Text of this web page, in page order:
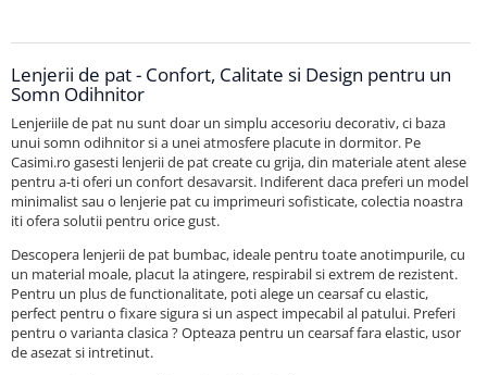
Lenjerii de pat - Confort, Calitate si Design pentru un
Somn Odihnitor
Lenjeriile de pat nu sunt doar un simplu accesoriu decorativ, ci baza
unui somn odihnitor si a unei atmosfere placute in dormitor. Pe
Casimi.ro gasesti lenjerii de pat create cu grija, din materiale atent alese
pentru a-ti oferi un confort desavarsit. Indiferent daca preferi un model
minimalist sau o lenjerie pat cu imprimeuri sofisticate, colectia noastra
iti ofera solutii pentru orice gust.
Descopera lenjerii de pat bumbac, ideale pentru toate anotimpurile, cu
un material moale, placut la atingere, respirabil si extrem de rezistent.
Pentru un plus de functionalitate, poti alege un cearsaf cu elastic,
perfect pentru o fixare sigura si un aspect impecabil al patului. Preferi
pentru o varianta clasica ? Opteaza pentru un cearsaf fara elastic, usor
de asezat si intretinut.